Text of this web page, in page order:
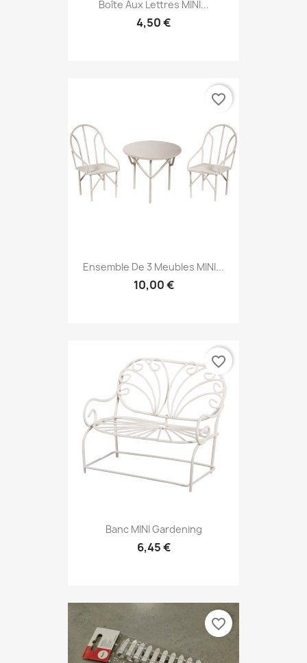
Boîte Aux Lettres MINI...
4,50 €
Ensemble De 3 Meubles MINI...
10,00 €
favorite_border
Banc MINI Gardening
6,45 €
favorite_border
favorite_border